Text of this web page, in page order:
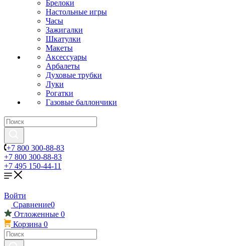
Брелоки
Настольные игры
Часы
Зажигалки
Шкатулки
Макеты
Аксессуары
Арбалеты
Духовые трубки
Луки
Рогатки
Газовые баллончики
+7 800 300-88-83
+7 800 300-88-83
+7 495 150-44-11
Войти
Сравнение0
Отложенные 0
Корзина 0